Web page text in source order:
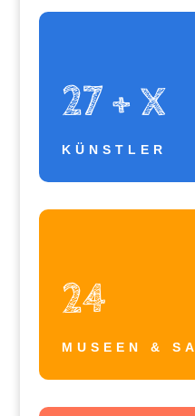
27 + X
KÜNSTLER
24
MUSEEN &